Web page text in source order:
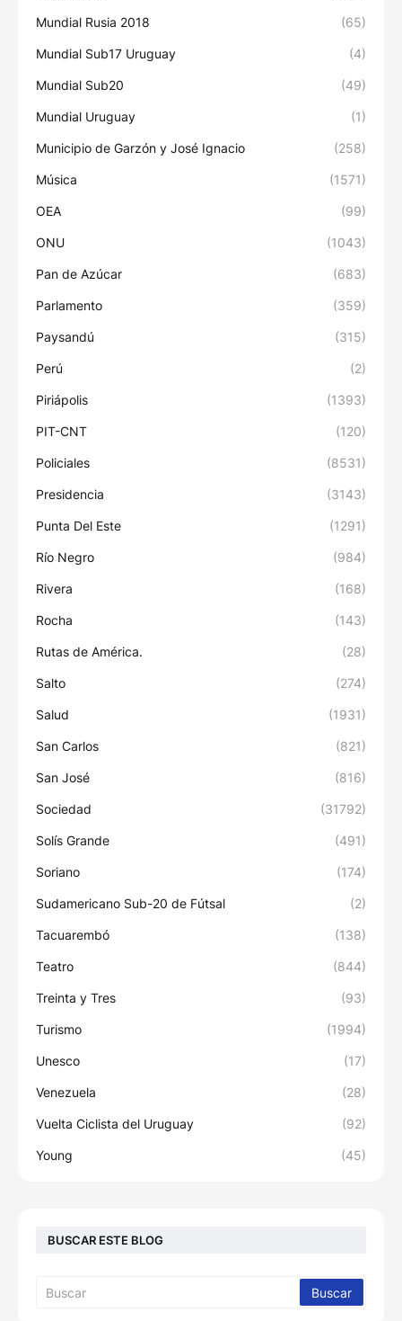
Mundial Rusia 2018 (65)
Mundial Sub17 Uruguay (4)
Mundial Sub20 (49)
Mundial Uruguay (1)
Municipio de Garzón y José Ignacio (258)
Música (1571)
OEA (99)
ONU (1043)
Pan de Azúcar (683)
Parlamento (359)
Paysandú (315)
Perú (2)
Piriápolis (1393)
PIT-CNT (120)
Policiales (8531)
Presidencia (3143)
Punta Del Este (1291)
Río Negro (984)
Rivera (168)
Rocha (143)
Rutas de América. (28)
Salto (274)
Salud (1931)
San Carlos (821)
San José (816)
Sociedad (31792)
Solís Grande (491)
Soriano (174)
Sudamericano Sub-20 de Fútsal (2)
Tacuarembó (138)
Teatro (844)
Treinta y Tres (93)
Turismo (1994)
Unesco (17)
Venezuela (28)
Vuelta Ciclista del Uruguay (92)
Young (45)
BUSCAR ESTE BLOG